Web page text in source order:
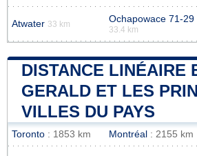
Atwater 33 km Ochapowace 71-29
33.4 km
DISTANCE LINÉAIRE
GERALD ET LES
VILLES DU PAYS
Toronto : 1853 km Montréal : 2155 km